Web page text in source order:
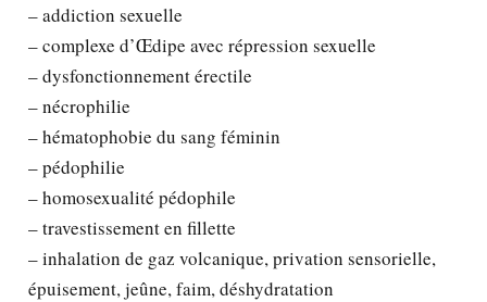
– addiction sexuelle
– complexe d’Œdipe avec répression sexuelle
– dysfonctionnement érectile
– nécrophilie
– hématophobie du sang féminin
– pédophilie
– homosexualité pédophile
– travestissement en fillette
– inhalation de gaz volcanique, privation sensorielle,
épuisement, jeûne, faim, déshydratation